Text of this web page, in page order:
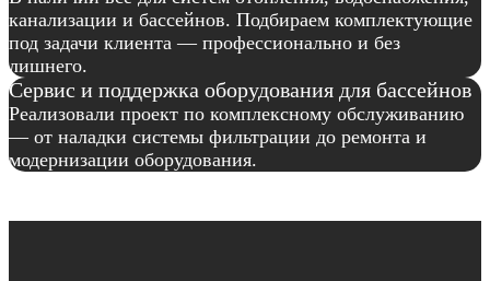
канализации и бассейнов. Подбираем комплектующие
под задачи клиента — профессионально и без
лишнего.
Сервис и поддержка оборудования для бассейнов
Реализовали проект по комплексному обслуживанию
— от наладки системы фильтрации до ремонта и
модернизации оборудования.